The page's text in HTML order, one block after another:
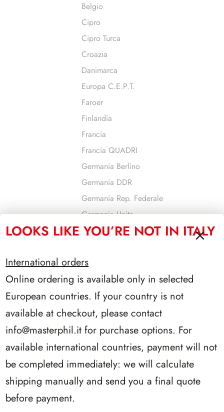
Belgio
Cipro
Cipro Turca
Croazia
Danimarca
Europa C.E.P.T.
Faroer
Finlandia
Francia
Francia QUADRI
Germania Berlino
Germania DDR
Germania Rep. Federale
Germania Unita
Gibilterra
Grecia
Guernsey
Israele
Jersey
Jugoslavia
Liechtenstein
Lituania
Lussemburgo
LOOKS LIKE YOU’RE NOT IN ITALY
International orders
Online ordering is available only in selected
European countries. If your country is not
available at checkout, please contact
info@masterphil.it for purchase options. For
available international countries, payment will not
be completed immediately: we will calculate
shipping manually and send you a final quote
before payment.